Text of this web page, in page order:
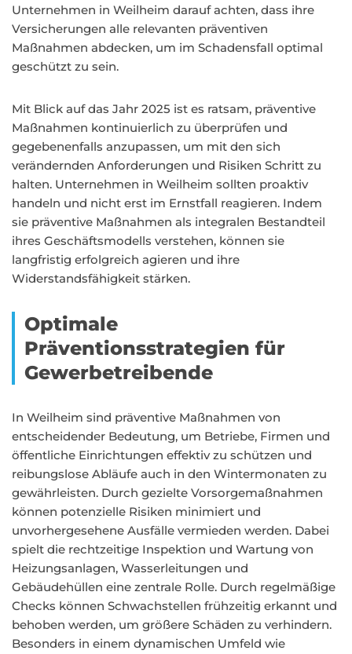
Unternehmen in Weilheim darauf achten, dass ihre
Versicherungen alle relevanten präventiven
Maßnahmen abdecken, um im Schadensfall optimal
geschützt zu sein.
Mit Blick auf das Jahr 2025 ist es ratsam, präventive
Maßnahmen kontinuierlich zu überprüfen und
gegebenenfalls anzupassen, um mit den sich
verändernden Anforderungen und Risiken Schritt zu
halten. Unternehmen in Weilheim sollten proaktiv
handeln und nicht erst im Ernstfall reagieren. Indem
sie präventive Maßnahmen als integralen Bestandteil
ihres Geschäftsmodells verstehen, können sie
langfristig erfolgreich agieren und ihre
Widerstandsfähigkeit stärken.
Optimale
Präventionsstrategien für
Gewerbetreibende
In Weilheim sind präventive Maßnahmen von
entscheidender Bedeutung, um Betriebe, Firmen und
öffentliche Einrichtungen effektiv zu schützen und
reibungslose Abläufe auch in den Wintermonaten zu
gewährleisten. Durch gezielte Vorsorgemaßnahmen
können potenzielle Risiken minimiert und
unvorhergesehene Ausfälle vermieden werden. Dabei
spielt die rechtzeitige Inspektion und Wartung von
Heizungsanlagen, Wasserleitungen und
Gebäudehüllen eine zentrale Rolle. Durch regelmäßige
Checks können Schwachstellen frühzeitig erkannt und
behoben werden, um größere Schäden zu verhindern.
Besonders in einem dynamischen Umfeld wie